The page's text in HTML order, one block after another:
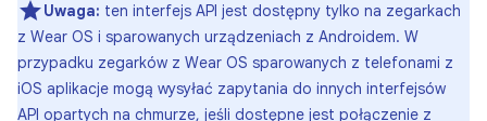
Uwaga: ten interfejs API jest dostępny tylko na zegarkach
z Wear OS i sparowanych urządzeniach z Androidem. W
przypadku zegarków z Wear OS sparowanych z telefonami z
iOS aplikacje mogą wysyłać zapytania do innych interfejsów
API opartych na chmurze, jeśli dostępne jest połączenie z